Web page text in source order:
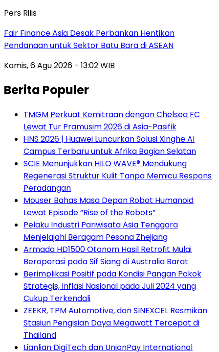
Pers Rilis
Fair Finance Asia Desak Perbankan Hentikan
Pendanaan untuk Sektor Batu Bara di ASEAN
Kamis, 6 Agu 2026 - 13:02 WIB
Berita Populer
TMGM Perkuat Kemitraan dengan Chelsea FC
Lewat Tur Pramusim 2026 di Asia-Pasifik
HNS 2026 | Huawei Luncurkan Solusi Xinghe AI
Campus Terbaru untuk Afrika Bagian Selatan
SCIE Menunjukkan HILO WAVE® Mendukung
Regenerasi Struktur Kulit Tanpa Memicu Respons
Peradangan
Mouser Bahas Masa Depan Robot Humanoid
Lewat Episode “Rise of the Robots”
Pelaku Industri Pariwisata Asia Tenggara
Menjelajahi Beragam Pesona Zhejiang
Armada HD1500 Otonom Hasil Retrofit Mulai
Beroperasi pada Sif Siang di Australia Barat
Berimplikasi Positif pada Kondisi Pangan Pokok
Strategis, Inflasi Nasional pada Juli 2024 yang
Cukup Terkendali
ZEEKR, TPM Automotive, dan SINEXCEL Resmikan
Stasiun Pengisian Daya Megawatt Tercepat di
Thailand
Lianlian DigiTech dan UnionPay International